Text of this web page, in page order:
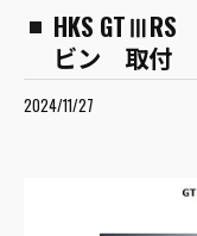
HKS
ビン 取付
2024/11/27